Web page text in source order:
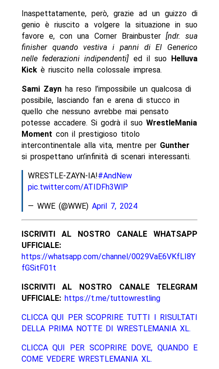
Inaspettatamente, però, grazie ad un guizzo di
genio è riuscito a volgere la situazione in suo
favore e, con una Corner Brainbuster [ndr. sua
finisher quando vestiva i panni di El Generico
nelle federazioni indipendenti] ed il suo
Helluva
Kickè riuscito nella colossale impresa.
Sami Zaynha reso l’impossibile un qualcosa di
possibile, lasciando fan e arena di stucco in
quello che nessuno avrebbe mai pensato
potesse accadere. Si godrà il suo WrestleMania
Moment con il prestigioso titolo
intercontinentale alla vita, mentre per Gunther
si prospettano un’infinità di scenari interessanti.
WRESTLE-ZAYN-IA!#AndNew
pic.twitter.com/ATIDFh3WlP
— WWE (@WWE) April 7, 2024
ISCRIVITI AL NOSTRO CANALE WHATSAPP
UFFICIALE:
https://whatsapp.com/channel/0029VaE6VKfLI8Y
fGSitF01t
ISCRIVITI AL NOSTRO CANALE TELEGRAM
UFFICIALE: https://t.me/tuttowrestling
CLICCA QUI PER SCOPRIRE TUTTI I RISULTATI
DELLA PRIMA NOTTE DI WRESTLEMANIA XL.
CLICCA QUI PER SCOPRIRE DOVE, QUANDO E
COME VEDERE WRESTLEMANIA XL.